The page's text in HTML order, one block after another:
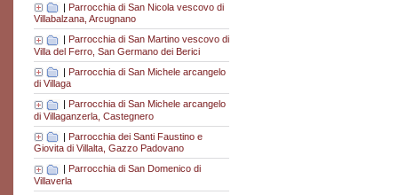
| Parrocchia di San Nicola vescovo di
Villabalzana, Arcugnano
Parrocchia di San Martino vescovo di
Villa del Ferro, San Germano dei Berici
| Parrocchia di San Michele arcangelo
di Villaga
Parrocchia di San Michele arcangelo
di Villaganzerla, Castegnero
| Parrocchia dei Santi Faustino e
Giovita di Villalta, Gazzo Padovano
Parrocchia di San Domenico di
Villaverla